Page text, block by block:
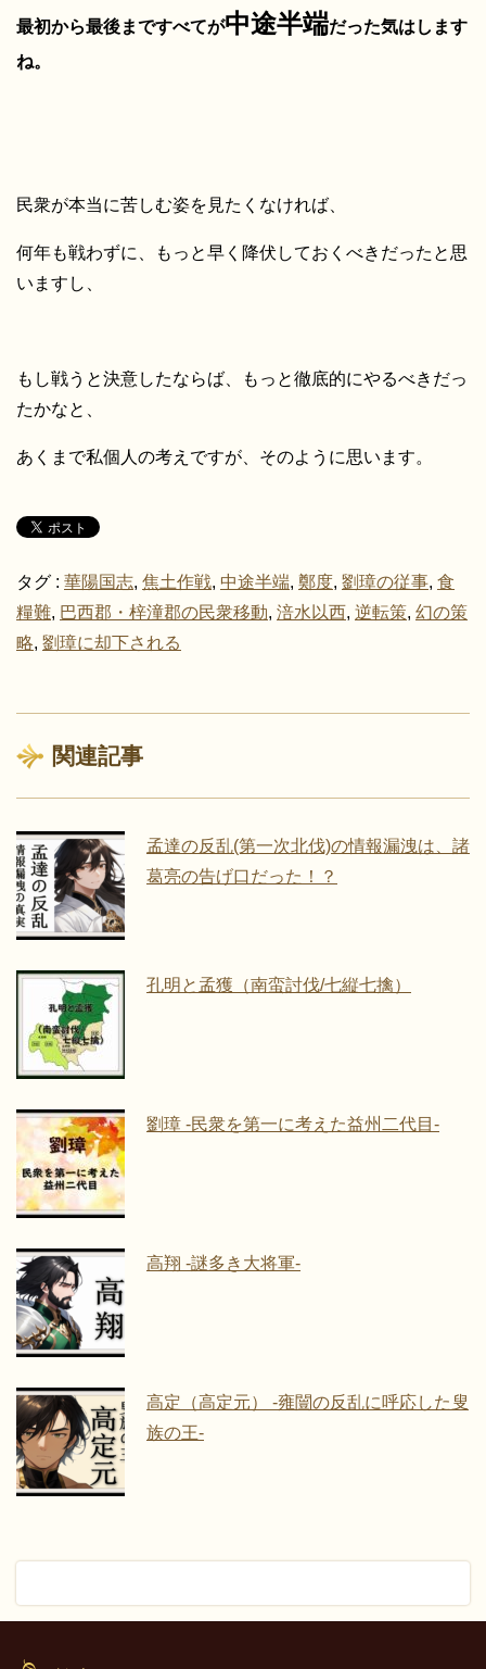
最初から最後まですべてが中途半端だった気はします
ね。
民衆が本当に苦しむ姿を見たくなければ、
何年も戦わずに、もっと早く降伏しておくべきだったと思
いますし、
もし戦うと決意したならば、もっと徹底的にやるべきだっ
たかなと、
あくまで私個人の考えですが、そのように思います。
タグ : 華陽国志, 焦土作戦, 中途半端, 鄭度, 劉璋の従事, 食
糧難, 巴西郡・梓潼郡の民衆移動, 涪水以西, 逆転策, 幻の策
略, 劉璋に却下される
関連記事
孟達の反乱(第一次北伐)の情報漏洩は、諸
葛亮の告げ口だった！？
孔明と孟獲（南蛮討伐/七縦七擒）
劉璋 -民衆を第一に考えた益州二代目-
高翔 -謎多き大将軍-
高定（高定元） -雍闓の反乱に呼応した叟
族の王-